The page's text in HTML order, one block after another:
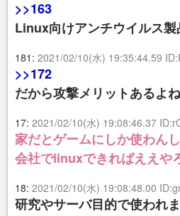
>>163
Linux向けアンチウイルス
181: 2021/02/10(水) 19:35:44.59
>>172
だから攻撃メリットあるよ
17: 2021/02/10(水) 19:08:46.37
家だとゲームにしか使わん
会社でlinuxできればええや
18: 2021/02/10(水) 19:08:48.00
研究やサーバ目的で使われ